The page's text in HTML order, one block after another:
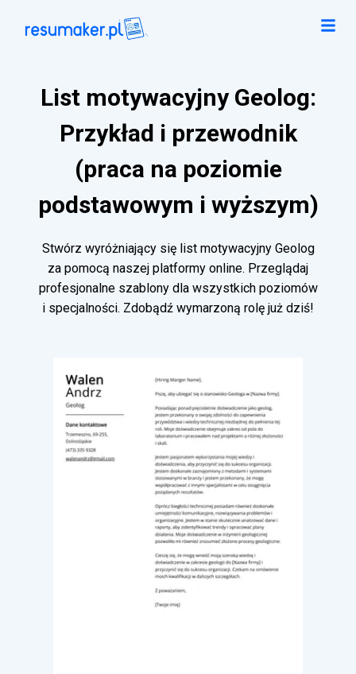
List motywacyjny Geolog:
Przykład i przewodnik
(praca na poziomie
podstawowym i wyższym)
Stwórz wyróżniający się list motywacyjny Geolog
za pomocą naszej platformy online. Przeglądaj
profesjonalne szablony dla wszystkich poziomów
i specjalności. Zdobądź wymarzoną rolę już dziś!